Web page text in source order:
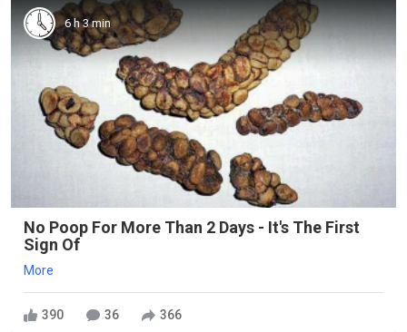
6 h 3 min
No Poop For More Than 2 Days - It's The First
Sign Of
More
390 36 366